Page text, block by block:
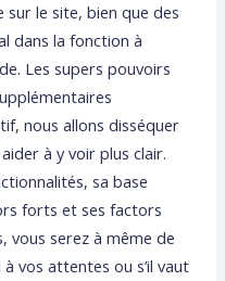
le site, bien que des
dans la fonction à
Les supers pouvoirs
nous allons disséquer
à y voir plus clair.
sa base
forts et ses factors
vous serez à même de
vos attentes ou s’il vaut